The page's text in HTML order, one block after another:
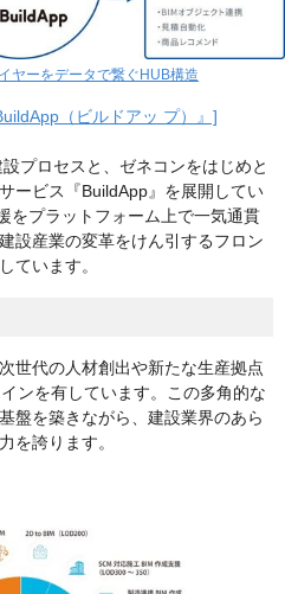
ヤーをデータで繋ぐHUB構造
（ビルドアッ プ）』]
プロセスと、ゼネコンをはじめと
ービス『BuildApp』を展開してい
をプラットフォーム上で一気通貫
設産業の変革をけん引するフロン
ています。
世代の人材創出や新たな生産拠点
ンを有しています。この多角的な
盤を築きながら、建設業界のあら
を誇ります。